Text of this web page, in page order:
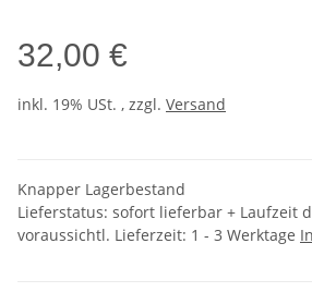
32,00 €
inkl. 19% USt. , zzgl. Versand
Knapper Lagerbestand
Lieferstatus: sofort lieferbar + Laufzeit
voraussichtl. Lieferzeit: 1 - 3 Werktage